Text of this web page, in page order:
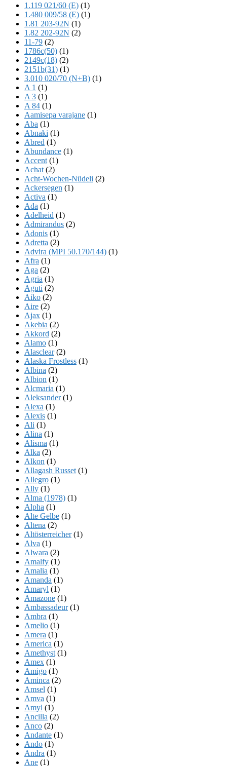
1.119 021/60 (E) (1)
1.480 009/58 (E) (1)
1.81 203-92N (1)
1.82 202-92N (2)
11-79 (2)
1786c(50) (1)
2149c(18) (2)
2151b(31) (1)
3.010 020/70 (N+B) (1)
A 1 (1)
A 3 (1)
A 84 (1)
Aamisepa varajane (1)
Aba (1)
Abnaki (1)
Abred (1)
Abundance (1)
Accent (1)
Achat (2)
Acht-Wochen-Nüdeli (2)
Ackersegen (1)
Activa (1)
Ada (1)
Adelheid (1)
Admirandus (2)
Adonis (1)
Adretta (2)
Advira (MPI 50.170/144) (1)
Afra (1)
Aga (2)
Agria (1)
Aguti (2)
Aiko (2)
Aire (2)
Ajax (1)
Akebia (2)
Akkord (2)
Alamo (1)
Alasclear(2)
Alaska Frostless (1)
Albina (2)
Albion (1)
Alcmaria (1)
Aleksander(1)
Alexa (1)
Alexis (1)
Ali (1)
Alina (1)
Alisma (1)
Alka (2)
Alkon (1)
Allagash Russet (1)
Allegro (1)
Ally (1)
Alma (1978) (1)
Alpha (1)
Alte Gelbe (1)
Altena (2)
Altösterreicher(1)
Alva (1)
Alwara (2)
Amalfy (1)
Amalia (1)
Amanda (1)
Amaryl (1)
Amazone (1)
Ambassadeur(1)
Ambra (1)
Amelio (1)
Amera (1)
America (1)
Amethyst (1)
Amex (1)
Amigo (1)
Aminca (2)
Amsel (1)
Amva (1)
Amyl (1)
Ancilla (2)
Anco (2)
Andante (1)
Ando (1)
Andra (1)
Ane (1)